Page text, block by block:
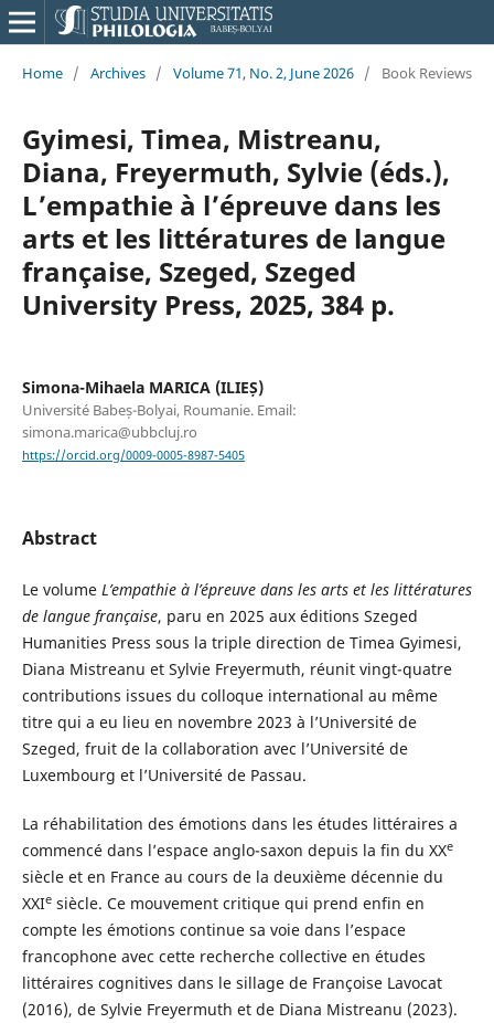
Home / Archives / Volume 71, No. 2, June 2026 / Book Reviews
Gyimesi, Timea, Mistreanu,
Diana, Freyermuth, Sylvie (éds.),
L’empathie à l’épreuve dans les
arts et les littératures de langue
française, Szeged, Szeged
University Press, 2025, 384 p.
Simona-Mihaela MARICA (ILIEȘ)
Université Babeș-Bolyai, Roumanie. Email:
simona.marica@ubbcluj.ro
https://orcid.org/0009-0005-8987-5405
Abstract
Le volume L’empathie à l’épreuve dans les arts et les littératures
de langue française, paru en 2025 aux éditions Szeged
Humanities Press sous la triple direction de Timea Gyimesi,
Diana Mistreanu et Sylvie Freyermuth, réunit vingt-quatre
contributions issues du colloque international au même
titre qui a eu lieu en novembre 2023 à l’Université de
Szeged, fruit de la collaboration avec l’Université de
Luxembourg et l’Université de Passau.
La réhabilitation des émotions dans les études littéraires a
commencé dans l’espace anglo-saxon depuis la fin du XXe
siècle et en France au cours de la deuxième décennie du
XXIesiècle. Ce mouvement critique qui prend enfin en
compte les émotions continue sa voie dans l’espace
francophone avec cette recherche collective en études
littéraires cognitives dans le sillage de Françoise Lavocat
(2016), de Sylvie Freyermuth et de Diana Mistreanu (2023).